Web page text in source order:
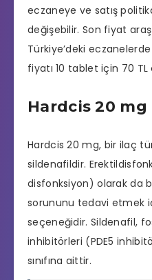
eczaneye ve satış
değişebilir. Son fiyat
Türkiye’deki eczanelerde
fiyatı 10 tablet için 70 TL
Hardcis 20 mg
Hardcis 20 mg, bir ilaç
sildenafildir.
disfonksiyon) olarak da
sorununu tedavi etmek
seçeneğidir. Sildenafil,
inhibitörleri (PDE5
sınıfına aittir.